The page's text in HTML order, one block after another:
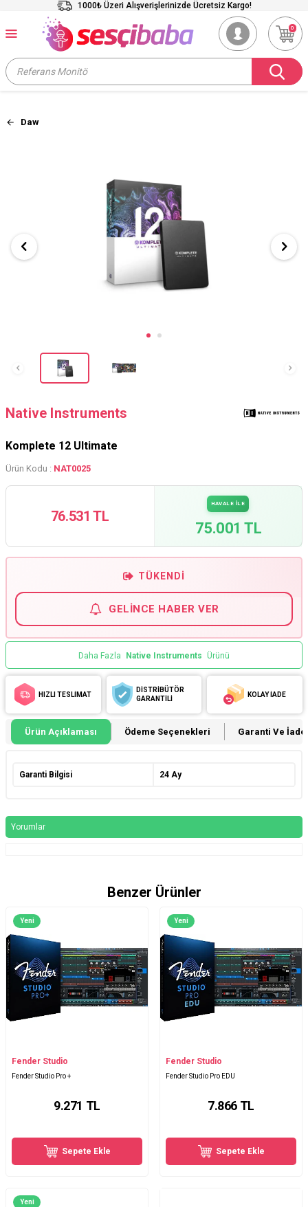
1000₺ Üzeri Alışverişlerinizde Ücretsiz Kargo!
0
Daw
Native Instruments
Komplete 12 Ultimate
Ürün Kodu : NAT0025
76.531 TL
HAVALE İLE
75.001 TL
TÜKENDI
GELINCE HABER VER
Daha Fazla Native Instruments Ürünü
HIZLI TESLİMAT
DİSTRİBÜTÖR
GARANTİLİ
KOLAY İADE
Ürün Açıklaması Ödeme Seçenekleri Garanti Ve İade
Garanti Bilgisi 24 Ay
Yorumlar
Benzer Ürünler
Yeni
Fender Studio
Fender Studio Pro +
9.271 TL
Sepete Ekle
Yeni
Fender Studio
Fender Studio Pro EDU
7.866 TL
Sepete Ekle
Yeni